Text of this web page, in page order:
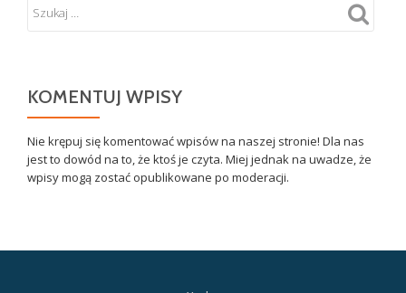
KOMENTUJ WPISY
Nie krępuj się komentować wpisów na naszej stronie! Dla nas
jest to dowód na to, że ktoś je czyta. Miej jednak na uwadze, że
wpisy mogą zostać opublikowane po moderacji.